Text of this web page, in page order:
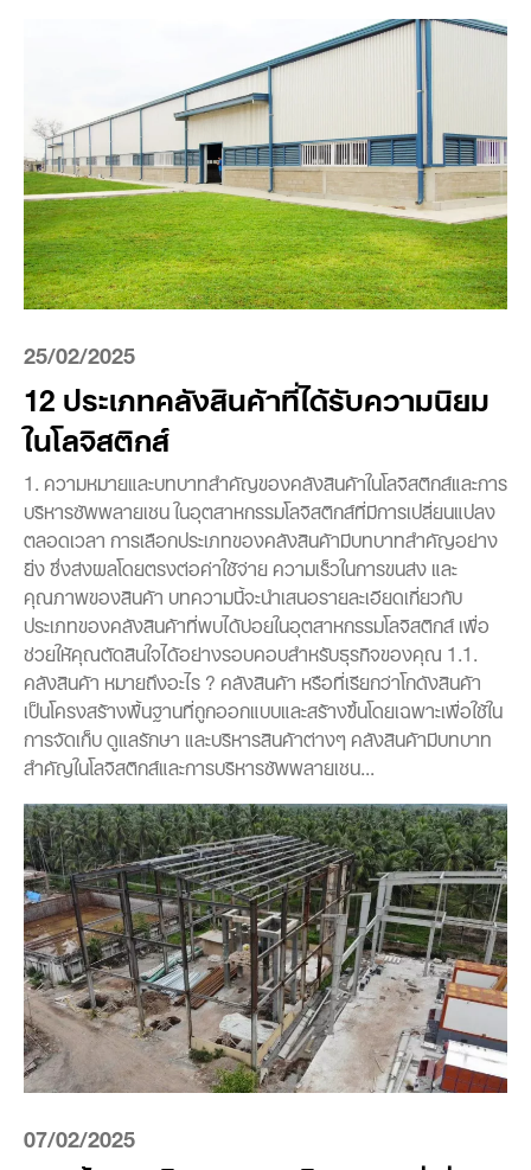
25/02/2025
12 ประเภทคลังสินค้าที่ได้รับความนิยม
ในโลจิสติกส์
1. ความหมายและบทบาทสำคัญของคลังสินค้าในโลจิสติกส์และการ
บริหารซัพพลายเชน ในอุตสาหกรรมโลจิสติกส์ที่มีการเปลี่ยนแปลง
ตลอดเวลา การเลือกประเภทของคลังสินค้ามีบทบาทสำคัญอย่าง
ยิ่ง ซึ่งส่งผลโดยตรงต่อค่าใช้จ่าย ความเร็วในการขนส่ง และ
คุณภาพของสินค้า บทความนี้จะนำเสนอรายละเอียดเกี่ยวกับ
ประเภทของคลังสินค้าที่พบได้บ่อยในอุตสาหกรรมโลจิสติกส์ เพื่อ
ช่วยให้คุณตัดสินใจได้อย่างรอบคอบสำหรับธุรกิจของคุณ 1.1.
คลังสินค้า หมายถึงอะไร ? คลังสินค้า หรือที่เรียกว่าโกดังสินค้า
เป็นโครงสร้างพื้นฐานที่ถูกออกแบบและสร้างขึ้นโดยเฉพาะเพื่อใช้ใน
การจัดเก็บ ดูแลรักษา และบริหารสินค้าต่างๆ คลังสินค้ามีบทบาท
สำคัญในโลจิสติกส์และการบริหารซัพพลายเชน...
07/02/2025